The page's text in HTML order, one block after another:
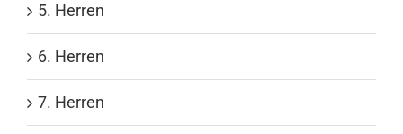
5. Herren
6. Herren
7. Herren